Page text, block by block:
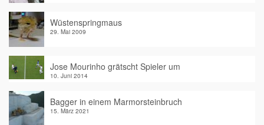
Wüstenspringmaus
29. Mai 2009
Jose Mourinho grätscht Spieler um
10. Juni 2014
Bagger in einem Marmorsteinbruch
15. März 2021